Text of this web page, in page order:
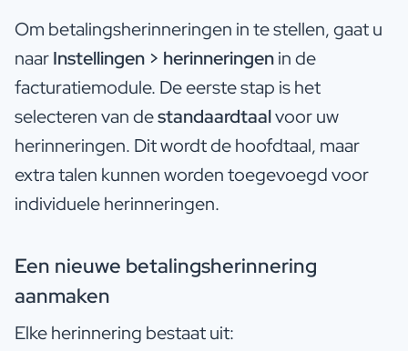
Om betalingsherinneringen in te stellen, gaat u
naarInstellingen > herinneringenin de
facturatiemodule. De eerste stap is het
selecteren van destandaardtaalvoor uw
herinneringen. Dit wordt de hoofdtaal, maar
extra talen kunnen worden toegevoegd voor
individuele herinneringen.
Een nieuwe betalingsherinnering
aanmaken
Elke herinnering bestaat uit: